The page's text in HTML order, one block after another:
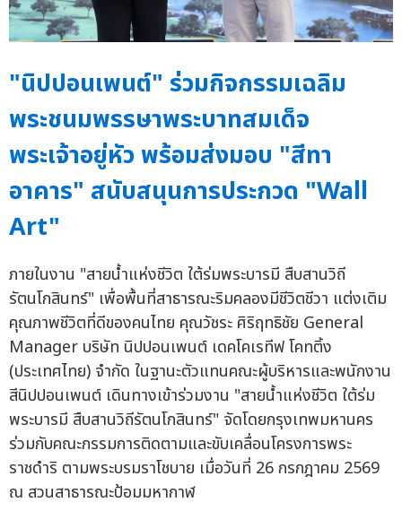
"นิปปอนเพนต์" ร่วมกิจกรรมเฉลิม
พระชนมพรรษาพระบาทสมเด็จ
พระเจ้าอยู่หัว พร้อมส่งมอบ "สีทา
อาคาร" สนับสนุนการประกวด "Wall
Art"
ภายในงาน "สายน้ำแห่งชีวิต ใต้ร่มพระบารมี สืบสานวิถี
รัตนโกสินทร์" เพื่อพื้นที่สาธารณะริมคลองมีชีวิตชีวา แต่งเติม
คุณภาพชีวิตที่ดีของคนไทย คุณวัชระ ศิริฤทธิชัย General
Manager บริษัท นิปปอนเพนต์ เดคโคเรทีฟ โคทติ้ง
(ประเทศไทย) จำกัด ในฐานะตัวแทนคณะผู้บริหารและพนักงาน
สีนิปปอนเพนต์ เดินทางเข้าร่วมงาน "สายน้ำแห่งชีวิต ใต้ร่ม
พระบารมี สืบสานวิถีรัตนโกสินทร์" จัดโดยกรุงเทพมหานคร
ร่วมกับคณะกรรมการติดตามและขับเคลื่อนโครงการพระ
ราชดำริ ตามพระบรมราโชบาย เมื่อวันที่ 26 กรกฎาคม 2569
ณ สวนสาธารณะป้อมมหากาฬ